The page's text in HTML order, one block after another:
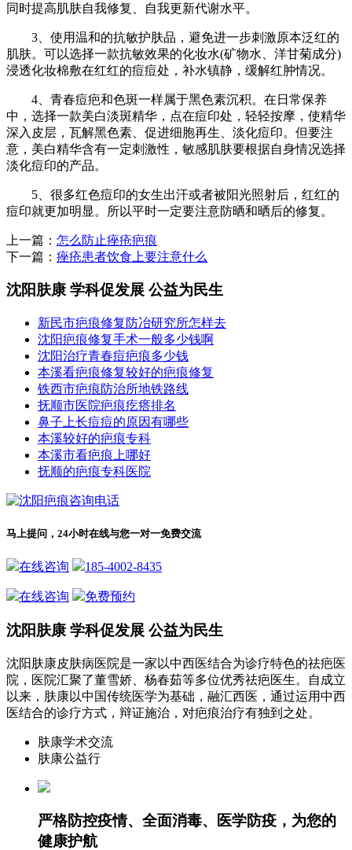
同时提高肌肤自我修复、自我更新代谢水平。
3、使用温和的抗敏护肤品，避免进一步刺激原本泛红的
肌肤。可以选择一款抗敏效果的化妆水(矿物水、洋甘菊成分)
浸透化妆棉敷在红红的痘痘处，补水镇静，缓解红肿情况。
4、青春痘疤和色斑一样属于黑色素沉积。在日常保养
中，选择一款美白淡斑精华，点在痘印处，轻轻按摩，使精华
深入皮层，瓦解黑色素、促进细胞再生、淡化痘印。但要注
意，美白精华含有一定刺激性，敏感肌肤要根据自身情况选择
淡化痘印的产品。
5、很多红色痘印的女生出汗或者被阳光照射后，红红的
痘印就更加明显。所以平时一定要注意防晒和晒后的修复。
上一篇： 怎么防止痤疮疤痕
下一篇： 痤疮患者饮食上要注意什么
沈阳肤康 学科促发展 公益为民生
新民市疤痕修复防冶研究所怎样去
沈阳疤痕修复手术一般多少钱啊
沈阳治疗青春痘疤痕多少钱
本溪看疤痕修复较好的疤痕修复
铁西市疤痕防治所地铁路线
抚顺市医院疤痕疙瘩排名
鼻子上长痘痘的原因有哪些
本溪较好的疤痕专科
本溪市看疤痕上哪好
抚顺的疤痕专科医院
马上提问，24小时在线与您一对一免费交流
在线咨询 185-4002-8435
在线咨询 免费预约
沈阳肤康 学科促发展 公益为民生
沈阳肤康皮肤病医院是一家以中西医结合为诊疗特色的祛疤医
院，医院汇聚了董雪娇、杨春茹等多位优秀祛疤医生。自成立
以来，肤康以中国传统医学为基础，融汇西医，通过运用中西
医结合的诊疗方式，辩证施治，对疤痕治疗有独到之处。
肤康学术交流
肤康公益行
严格防控疫情、全面消毒、医学防疫，为您的
健康护航